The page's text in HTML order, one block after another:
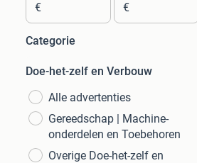
€ €
Categorie
Doe-het-zelf en Verbouw
Alle advertenties
Gereedschap | Machine-
onderdelen en Toebehoren
Overige Doe-het-zelf en